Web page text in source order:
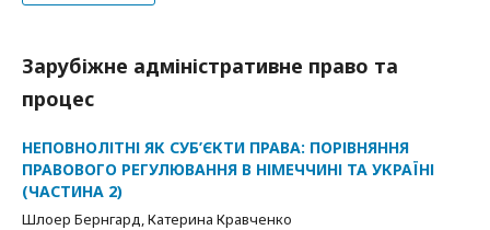
Зарубіжне адміністративне право та
процес
НЕПОВНОЛІТНІ ЯК СУБ’ЄКТИ ПРАВА: ПОРІВНЯННЯ
ПРАВОВОГО РЕГУЛЮВАННЯ В НІМЕЧЧИНІ ТА УКРАЇНІ
(ЧАСТИНА 2)
Шлоер Бернгард, Катерина Кравченко